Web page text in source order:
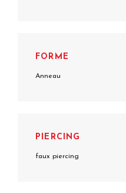
FORME
Anneau
PIERCING
faux piercing